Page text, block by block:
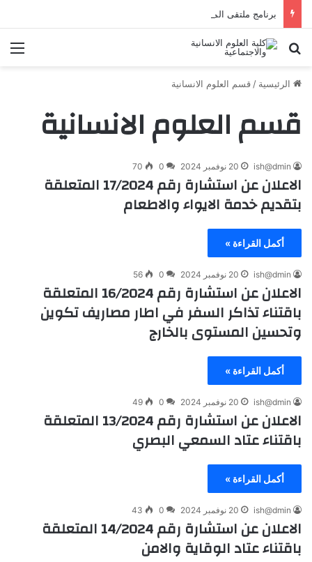
برنامج ملتقى المدن الجزائرية ظواهر ومشكلات
الرئيسية / قسم العلوم الانسانية
قسم العلوم الانسانية
ish@dmin 20 نوفمبر 2024 0
70
الاعلان عن استشارة رقم 17/2024 المتعلقة
بتقديم خدمة الايواء والاطعام
أكمل القراءة »
ish@dmin 20 نوفمبر 2024 0
56
الاعلان عن استشارة رقم 16/2024 المتعلقة
باقتناء تذاكر السفر في اطار مصاريف تكوين
وتحسين المستوى بالخارج
أكمل القراءة »
ish@dmin 20 نوفمبر 2024 0
49
الاعلان عن استشارة رقم 13/2024 المتعلقة
باقتناء عتاد السمعي البصري
أكمل القراءة »
ish@dmin 20 نوفمبر 2024 0
43
الاعلان عن استشارة رقم 14/2024 المتعلقة
باقتناء عتاد الوقاية والامن